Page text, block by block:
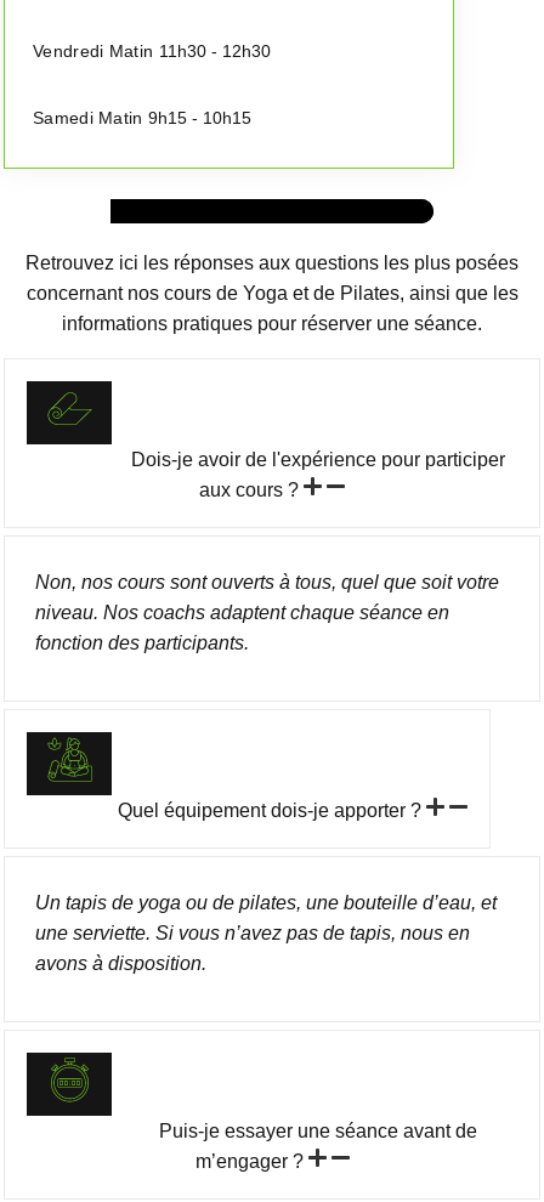
Vendredi Matin 11h30 - 12h30
Samedi Matin 9h15 - 10h15
Retrouvez ici les réponses aux questions les plus posées
concernant nos cours de Yoga et de Pilates, ainsi que les
informations pratiques pour réserver une séance.
Dois-je avoir de l'expérience pour participer
aux cours ?
Non, nos cours sont ouverts à tous, quel que soit votre
niveau. Nos coachs adaptent chaque séance en
fonction des participants.
Quel équipement dois-je apporter ?
Un tapis de yoga ou de pilates, une bouteille d’eau, et
une serviette. Si vous n’avez pas de tapis, nous en
avons à disposition.
Puis-je essayer une séance avant de
m’engager ?